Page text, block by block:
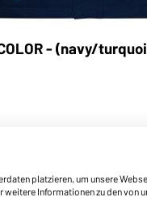
- (navy/
platzieren, um unsere
Informationen zu den von